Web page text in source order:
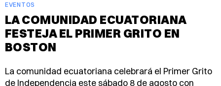
EVENTOS
LA COMUNIDAD ECUATORIANA
FESTEJA EL PRIMER GRITO EN
BOSTON
La comunidad ecuatoriana celebrará el Primer Grito
de Independencia este sábado 8 de agosto con